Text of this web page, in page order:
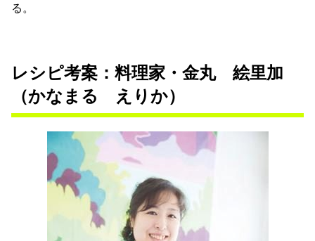
る。
レシピ考案：料理家・金丸 絵里加
（かなまる えりか）